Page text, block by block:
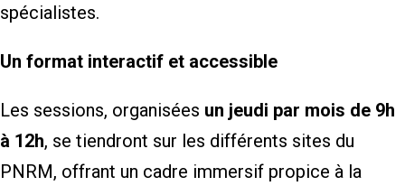
spécialistes.
Un format interactif et accessible
Les sessions, organisées un jeudi par mois de 9h
à 12h, se tiendront sur les différents sites du
PNRM, offrant un cadre immersif propice à la